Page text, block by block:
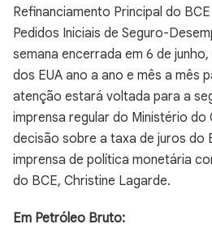
Refinanciamento Principal do
Pedidos Iniciais de Seguro-
semana encerrada em 6 de
dos EUA ano a ano e mês a mês
atenção estará voltada para a
imprensa regular do Ministério do
decisão sobre a taxa de juros do
imprensa de política monetária
do BCE, Christine Lagarde.
Em Petróleo Bruto: